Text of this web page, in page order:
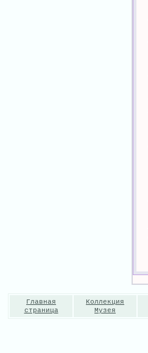
Главная
страница
Коллекция
Музея